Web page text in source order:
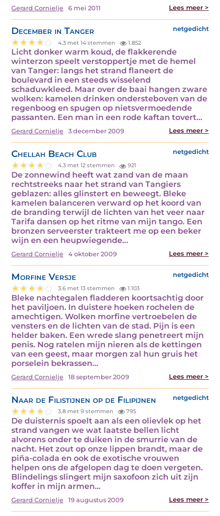
Gerard Cornielje 6 mei 2011 Lees meer >
December in Tanger netgedicht
4.3 met 14 stemmen 1.852
Licht donker warm koud, de flakkerende
winterzon speelt verstoppertje met de hemel
van Tanger: langs het strand flaneert de
boulevard in een steeds wisselend
schaduwkleed. Maar over de baai hangen zware
wolken: kamelen drinken ondersteboven van de
regenboog en spugen op nietsvermoedende
passanten. Een man in een rode kaftan tovert…
Gerard Cornielje 3 december 2009 Lees meer >
Chellah Beach Club netgedicht
4.3 met 12 stemmen 921
De zonnewind heeft wat zand van de maan
rechtstreeks naar het strand van Tangiers
geblazen: alles glinstert en beweegt. Bleke
kamelen balanceren verward op het koord van
de branding terwijl de lichten van het veer naar
Tarifa dansen op het ritme van mijn tango. Een
bronzen serveerster trakteert me op een beker
wijn en een heupwiegende…
Gerard Cornielje 4 oktober 2009 Lees meer >
Morfine Versje netgedicht
3.6 met 13 stemmen 1.103
Bleke nachtegalen fladderen koortsachtig door
het paviljoen. In duistere hoeken rochelen de
amechtigen. Wolken morfine vertroebelen de
vensters en de lichten van de stad. Pijn is een
helder baken. Een wrede slang penetreert mijn
penis. Nog ratelen mijn nieren als de kettingen
van een geest, maar morgen zal hun gruis het
porselein bekrassen…
Gerard Cornielje 18 september 2009 Lees meer >
Naar de Filistijnen op de Filipijnen netgedicht
3.8 met 9 stemmen 795
De duisternis spoelt aan als een olievlek op het
strand vangen we wat laatste bellen licht
alvorens onder te duiken in de smurrie van de
nacht. Het zout op onze lippen brandt, maar de
piña-colada en ook de exotische vrouwen
helpen ons de afgelopen dag te doen vergeten.
Blindelings slingert mijn saxofoon zich uit zijn
koffer in mijn armen…
Gerard Cornielje 19 augustus 2009 Lees meer >